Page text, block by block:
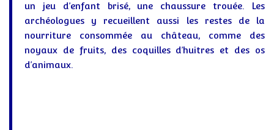
un jeu d’enfant brisé, une chaussure trouée. Les
archéologues y recueillent aussi les restes de la
nourriture consommée au château, comme des
noyaux de fruits, des coquilles d’huitres et des os
d’animaux.